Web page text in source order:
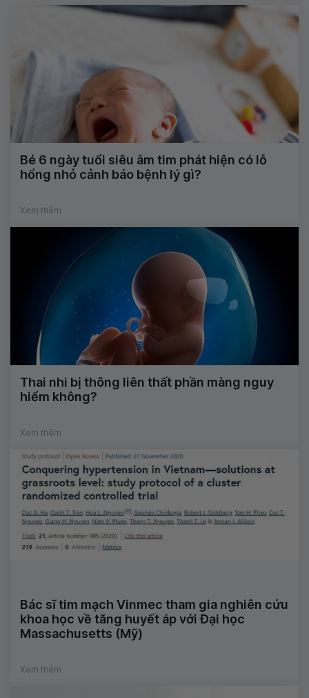
Bé 6 ngày tuổi siêu âm tim phát hiện có lỗ
hổng nhỏ cảnh báo bệnh lý gì?
Xem thêm
Thai nhi bị thông liên thất phần màng nguy
hiểm không?
Xem thêm
Bác sĩ tim mạch Vinmec tham gia nghiên cứu
khoa học về tăng huyết áp với Đại học
Massachusetts (Mỹ)
Xem thêm